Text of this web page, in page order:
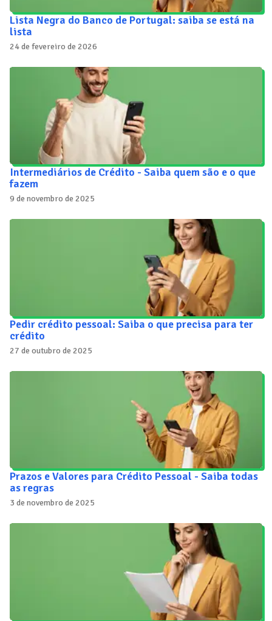
Lista Negra do Banco de Portugal: saiba se está na
lista
24 de fevereiro de 2026
Intermediários de Crédito - Saiba quem são e o que
fazem
9 de novembro de 2025
Pedir crédito pessoal: Saiba o que precisa para ter
crédito
27 de outubro de 2025
Prazos e Valores para Crédito Pessoal - Saiba todas
as regras
3 de novembro de 2025